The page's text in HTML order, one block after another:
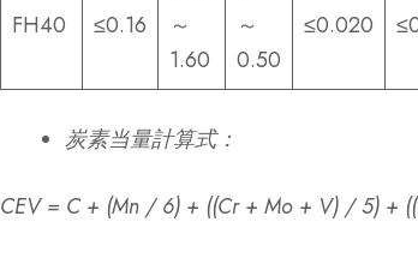
FH40 ≤0.16
～
1.60
～
0.50
≤0.020
炭素当量計算式：
CEV = C + (Mn / 6) + ((Cr + Mo + V) / 5) +